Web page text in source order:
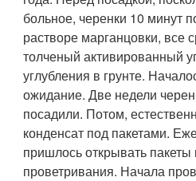
больное, черенки 10 минут
растворе марганцовки, все
толченый активированный
углубления в грунте.
ожидание. Две недели
посадили. Потом,
конденсат под пакетами.
пришлось открывать
проветривания. Начала